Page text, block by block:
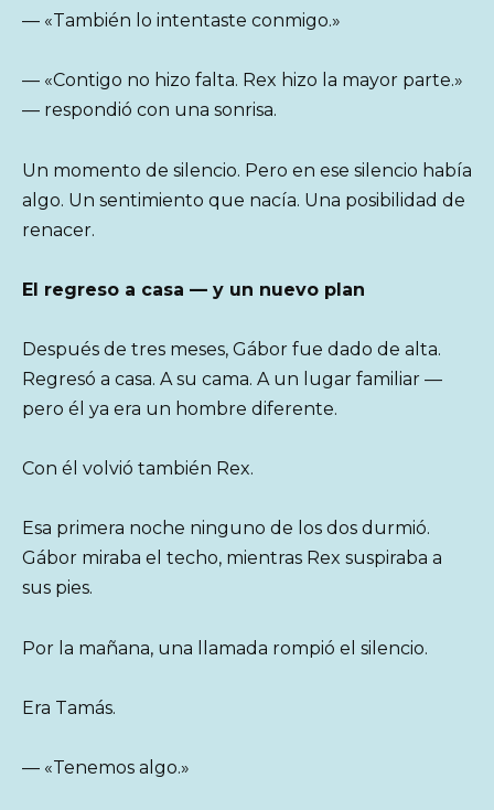
— «También lo intentaste conmigo.»
— «Contigo no hizo falta. Rex hizo la mayor parte.»
— respondió con una sonrisa.
Un momento de silencio. Pero en ese silencio había
algo. Un sentimiento que nacía. Una posibilidad de
renacer.
El regreso a casa — y un nuevo plan
Después de tres meses, Gábor fue dado de alta.
Regresó a casa. A su cama. A un lugar familiar —
pero él ya era un hombre diferente.
Con él volvió también Rex.
Esa primera noche ninguno de los dos durmió.
Gábor miraba el techo, mientras Rex suspiraba a
sus pies.
Por la mañana, una llamada rompió el silencio.
Era Tamás.
— «Tenemos algo.»